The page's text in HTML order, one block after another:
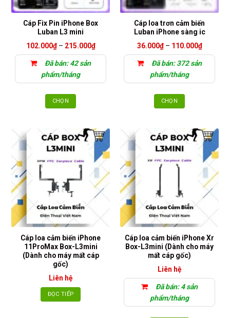
Cáp Fix Pin iPhone Box
Luban L3 mini
102.000₫ – 215.000₫Khoảng
giá:
Đã bán: 42 sản
phẩm/tháng
CHỌN
này
có
thể.
Các
chọn
được
chọn
trên
trang
sản
phẩm
Cáp loa trơn cảm biến
Luban iPhone sàng ic
36.000₫ – 110.000₫Khoảng
giá:
36.000₫
Đã bán: 372 sản
phẩm/tháng
CHỌN
này
có
biến
Các
tùy
chọn
được
chọn
trang
sản
phẩm
Cáp loa cảm biến iPhone
11ProMax Box-L3mini
(Dành cho máy mất cáp
gốc)
Liên hệ
ĐỌC TIẾP
Cáp loa cảm biến iPhone Xr
Box-L3mini (Dành cho máy
mất cáp gốc)
Liên hệ
Đã bán: 4 sản
phẩm/tháng